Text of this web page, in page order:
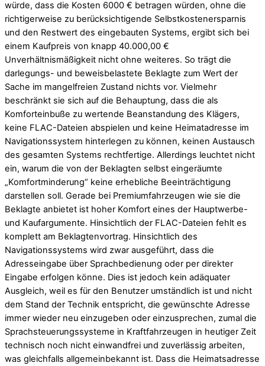
würde, dass die Kosten 6000 € betragen würden, ohne die
richtigerweise zu berücksichtigende Selbstkostenersparnis
und den Restwert des eingebauten Systems, ergibt sich bei
einem Kaufpreis von knapp 40.000,00 €
Unverhältnismäßigkeit nicht ohne weiteres. So trägt die
darlegungs- und beweisbelastete Beklagte zum Wert der
Sache im mangelfreien Zustand nichts vor. Vielmehr
beschränkt sie sich auf die Behauptung, dass die als
Komforteinbuße zu wertende Beanstandung des Klägers,
keine FLAC-Dateien abspielen und keine Heimatadresse im
Navigationssystem hinterlegen zu können, keinen Austausch
des gesamten Systems rechtfertige. Allerdings leuchtet nicht
ein, warum die von der Beklagten selbst eingeräumte
„Komfortminderung“ keine erhebliche Beeinträchtigung
darstellen soll. Gerade bei Premiumfahrzeugen wie sie die
Beklagte anbietet ist hoher Komfort eines der Hauptwerbe-
und Kaufargumente. Hinsichtlich der FLAC-Dateien fehlt es
komplett am Beklagtenvortrag. Hinsichtlich des
Navigationssystems wird zwar ausgeführt, dass die
Adresseingabe über Sprachbedienung oder per direkter
Eingabe erfolgen könne. Dies ist jedoch kein adäquater
Ausgleich, weil es für den Benutzer umständlich ist und nicht
dem Stand der Technik entspricht, die gewünschte Adresse
immer wieder neu einzugeben oder einzusprechen, zumal die
Sprachsteuerungssysteme in Kraftfahrzeugen in heutiger Zeit
technisch noch nicht einwandfrei und zuverlässig arbeiten,
was gleichfalls allgemeinbekannt ist. Dass die Heimatsadresse